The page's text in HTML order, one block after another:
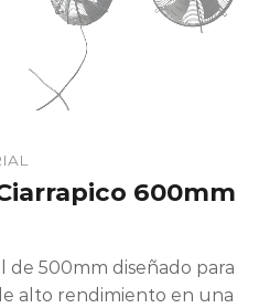
600mm
de 500mm diseñado para
alto rendimiento en una